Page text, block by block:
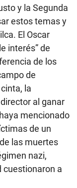
y la Segunda
estos temas y
El Oscar
interés” de
de los
de
la
al ganar
mencionado
de un
las muertes
nazi,
cuestionaron a